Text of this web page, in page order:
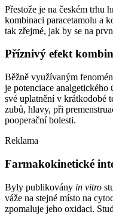
Přestože je na českém trhu
kombinaci paracetamolu a
tak zřejmé, jak by se na
Příznivý efekt
Běžně využívaným
je potenciace
své uplatnění v krátkodobé
zubů, hlavy, při
pooperační bolesti.
Reklama
Farmakokinetické
Byly publikovány in vitro
váže na stejné místo na
zpomaluje jeho oxidaci.